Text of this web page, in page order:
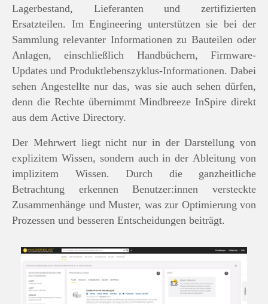
Lagerbestand, Lieferanten und zertifizierten
Ersatzteilen. Im Engineering unterstützen sie bei der
Sammlung relevanter Informationen zu Bauteilen oder
Anlagen, einschließlich Handbüchern, Firmware-
Updates und Produktlebenszyklus-Informationen. Dabei
sehen Angestellte nur das, was sie auch sehen dürfen,
denn die Rechte übernimmt Mindbreeze InSpire direkt
aus dem Active Directory.
Der Mehrwert liegt nicht nur in der Darstellung von
explizitem Wissen, sondern auch in der Ableitung von
implizitem Wissen. Durch die ganzheitliche
Betrachtung erkennen Benutzer:innen versteckte
Zusammenhänge und Muster, was zur Optimierung von
Prozessen und besseren Entscheidungen beiträgt.